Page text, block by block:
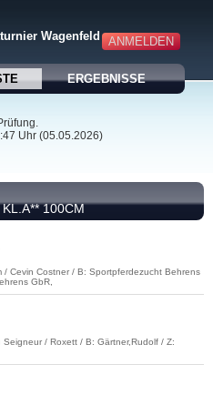
ANMELDEN
Wagenfeld
ERGEBNISSE
Uhr (05.05.2026)
100CM
Cevin Costner / B: Sportpferdezucht Behrens
GbR,
/ Roxett / B: Gärtner,Rudolf / Z: